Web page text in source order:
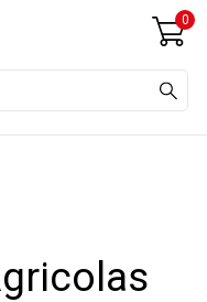
0